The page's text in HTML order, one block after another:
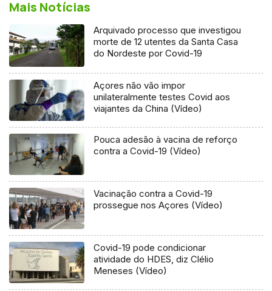
Mais Notícias
Arquivado processo que investigou
morte de 12 utentes da Santa Casa
do Nordeste por Covid-19
Açores não vão impor
unilateralmente testes Covid aos
viajantes da China (Vídeo)
Pouca adesão à vacina de reforço
contra a Covid-19 (Vídeo)
Vacinação contra a Covid-19
prossegue nos Açores (Vídeo)
Covid-19 pode condicionar
atividade do HDES, diz Clélio
Meneses (Vídeo)